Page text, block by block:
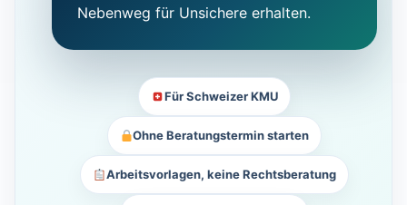
Nebenweg für Unsichere erhalten.
Für Schweizer KMU
Ohne Beratungstermin starten
Arbeitsvorlagen, keine Rechtsberatung